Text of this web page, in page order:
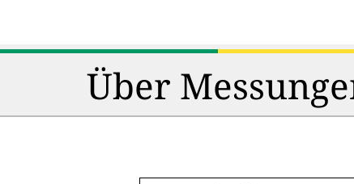
Über